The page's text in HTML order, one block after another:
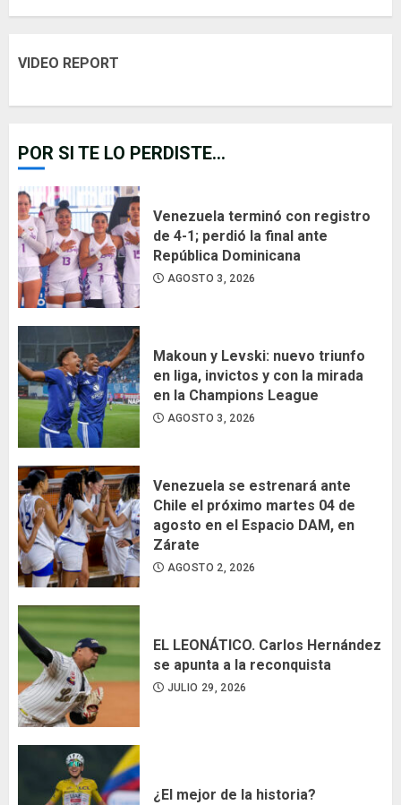
VIDEO REPORT
POR SI TE LO PERDISTE...
Venezuela terminó con registro
de 4-1; perdió la final ante
República Dominicana
AGOSTO 3, 2026
Makoun y Levski: nuevo triunfo
en liga, invictos y con la mirada
en la Champions League
AGOSTO 3, 2026
Venezuela se estrenará ante
Chile el próximo martes 04 de
agosto en el Espacio DAM, en
Zárate
AGOSTO 2, 2026
EL LEONÁTICO. Carlos Hernández
se apunta a la reconquista
JULIO 29, 2026
¿El mejor de la historia?